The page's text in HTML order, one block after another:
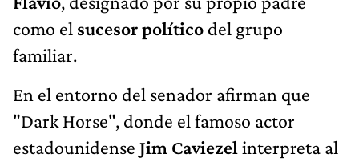
como el sucesor político del grupo
familiar.
En el entorno del senador afirman que
"Dark Horse", donde el famoso actor
estadounidense Jim Caviezel interpreta al